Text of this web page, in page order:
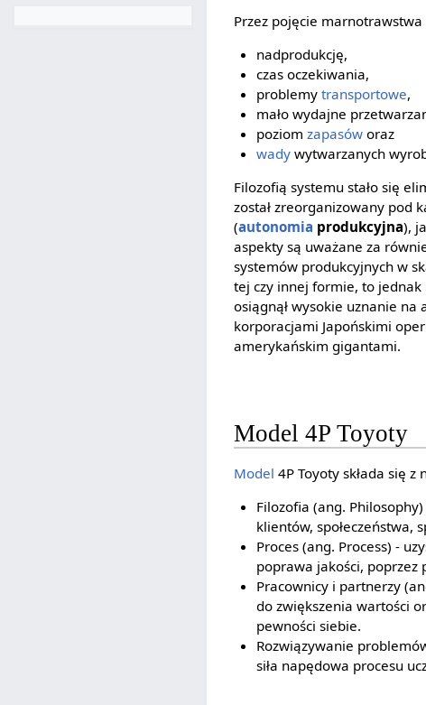
Przez pojęcie
nadprodukcję,
czas oczekiwania,
problemy transportowe,
mało wydajne
poziom zapasóworaz
wadywytwarzanych
Filozofią systemu stało się
został zreorganizowany pod
(autonomia produkcyjna),
aspekty są uważane za
systemów produkcyjnych w
tej czy innej formie, to jednak
osiągnął wysokie uznanie
korporacjami Japońskimi
amerykańskim gigantami.
Model 4P Toyoty
Model 4P Toyoty składa się
Filozofia (ang. Philosophy)
klientów, społeczeństwa,
Proces (ang. Process) -
poprawa jakości, poprzez
Pracownicy i partnerzy
do zwiększenia wartości
pewności siebie.
Rozwiązywanie
siła napędowa procesu